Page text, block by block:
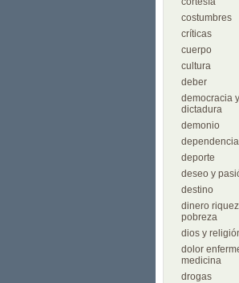
costumbres
críticas
cuerpo
cultura
deber
democracia y
dictadura
demonio
dependencia
deporte
deseo y
destino
dinero
pobreza
dios y
dolor
medicina
drogas